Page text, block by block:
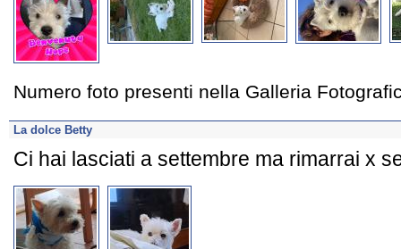
Numero foto presenti nella Galleria
La dolce Betty
Ci hai lasciati a settembre ma rimarrai x